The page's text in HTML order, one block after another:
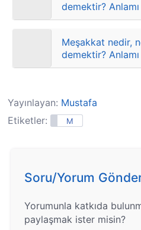
demektir? Anlamı
Meşakkat nedir,
demektir? Anlamı
Yayınlayan: Mustafa
Etiketler:
M
Soru/Yorum
Yorumunla katkıda
paylaşmak ister misin?